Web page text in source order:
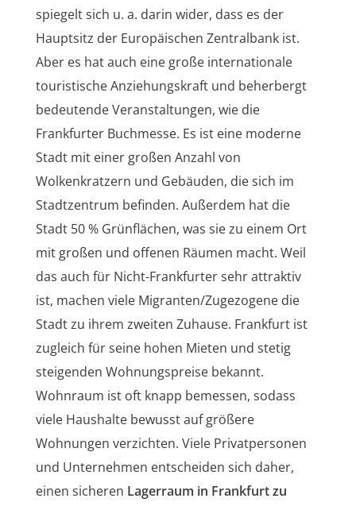
spiegelt sich u. a. darin wider, dass es der
Hauptsitz der Europäischen Zentralbank ist.
Aber es hat auch eine große internationale
touristische Anziehungskraft und beherbergt
bedeutende Veranstaltungen, wie die
Frankfurter Buchmesse. Es ist eine moderne
Stadt mit einer großen Anzahl von
Wolkenkratzern und Gebäuden, die sich im
Stadtzentrum befinden. Außerdem hat die
Stadt 50 % Grünflächen, was sie zu einem Ort
mit großen und offenen Räumen macht. Weil
das auch für Nicht-Frankfurter sehr attraktiv
ist, machen viele Migranten/Zugezogene die
Stadt zu ihrem zweiten Zuhause. Frankfurt ist
zugleich für seine hohen Mieten und stetig
steigenden Wohnungspreise bekannt.
Wohnraum ist oft knapp bemessen, sodass
viele Haushalte bewusst auf größere
Wohnungen verzichten. Viele Privatpersonen
und Unternehmen entscheiden sich daher,
einen sicheren Lagerraum in Frankfurt zu